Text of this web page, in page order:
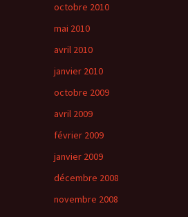
octobre 2010
mai 2010
avril 2010
janvier 2010
octobre 2009
avril 2009
février 2009
janvier 2009
décembre 2008
novembre 2008